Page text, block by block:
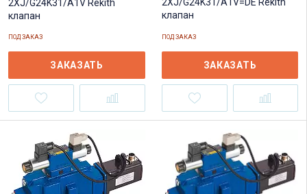
2XJ/G24K31/A1V Rekith
клапан
ПОД ЗАКАЗ
ЗАКАЗАТЬ
2XJ/G24K31/A1V=DE Rekith
клапан
ПОД ЗАКАЗ
ЗАКАЗАТЬ